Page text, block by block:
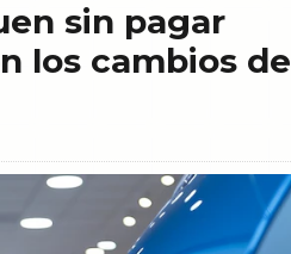
sin pagar
los cambios de